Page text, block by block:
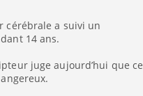
cérébrale a suivi un
14 ans.
juge aujourd’hui que ce